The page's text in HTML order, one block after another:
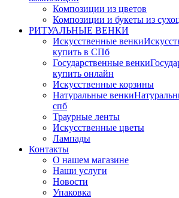
Композиции из цветов
Композиции и букеты из
РИТУАЛЬНЫЕ ВЕНКИ
Искусственные венки
купить в СПб
Государственные венки
купить онлайн
Искусственные корзины
Натуральные венки
спб
Траурные ленты
Искусственные цветы
Лампады
Контакты
О нашем магазине
Наши услуги
Новости
Упаковка